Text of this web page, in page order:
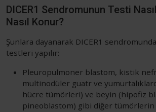
DICER1 Sendromunun Testi
Nasıl Konur?
Şunlara dayanarak DICER1
testleri yapılır:
Pleuropulmoner blastom, kistik
multinodüler guatr ve
hücre tümörleri) ve beyin (hipofiz
pineoblastom) gibi diğer tümörlerin